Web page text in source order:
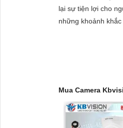
lại sự tiện lợi cho
những khoảnh
Mua Camera